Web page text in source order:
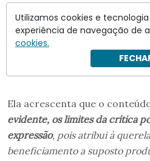
Ela acrescenta que o
evidente, os limites da crítica
expressão, pois atribui à
beneficiamento a suposto
Utilizamos cookies e
experiência de navegação de
cookies.